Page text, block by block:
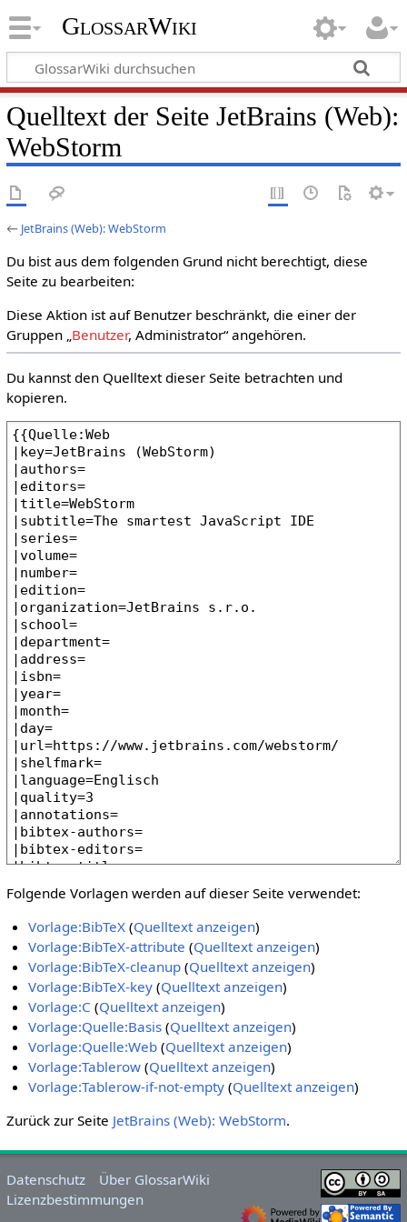
GlossarWiki
Quelltext der Seite JetBrains (Web):
WebStorm
← JetBrains (Web): WebStorm
Du bist aus dem folgenden Grund nicht berechtigt, diese
Seite zu bearbeiten:
Diese Aktion ist auf Benutzer beschränkt, die einer der
Gruppen „Benutzer, Administrator“ angehören.
Du kannst den Quelltext dieser Seite betrachten und
kopieren.
Folgende Vorlagen werden auf dieser Seite verwendet:
Vorlage:BibTeX (Quelltext anzeigen)
Vorlage:BibTeX-attribute (Quelltext anzeigen)
Vorlage:BibTeX-cleanup (Quelltext anzeigen)
Vorlage:BibTeX-key (Quelltext anzeigen)
Vorlage:C (Quelltext anzeigen)
Vorlage:Quelle:Basis (Quelltext anzeigen)
Vorlage:Quelle:Web (Quelltext anzeigen)
Vorlage:Tablerow (Quelltext anzeigen)
Vorlage:Tablerow-if-not-empty (Quelltext anzeigen)
Zurück zur Seite JetBrains (Web): WebStorm.
Datenschutz
Über GlossarWiki
Lizenzbestimmungen